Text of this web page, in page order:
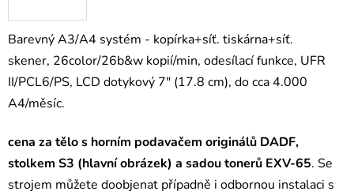
Barevný A3/A4 systém - kopírka+síť. tiskárna+síť.
skener, 26color/26b&w kopií/min, odesílací funkce, UFR
II/PCL6/PS, LCD dotykový 7" (17.8 cm), do cca 4.000
A4/měsíc.
cena za tělo s horním podavačem originálů DADF,
stolkem S3 (hlavní obrázek) a sadou tonerů EXV-65. Se
strojem můžete doobjenat případně i odbornou instalaci s